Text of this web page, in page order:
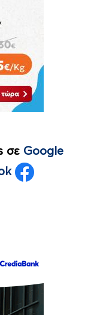
σε Google